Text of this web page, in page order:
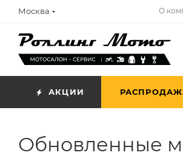
Москва О
АКЦИИ
Обновленные